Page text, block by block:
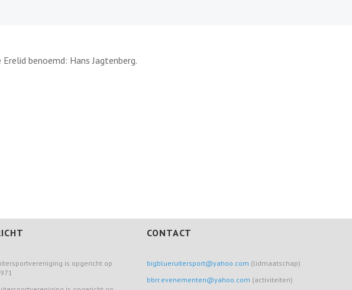
benoemd: Hans Jagtenberg.
is opgericht op
CONTACT
bigblueruitersport@yahoo.com (lidmaatschap)
bbrr.evenementen@yahoo.com (activiteiten)